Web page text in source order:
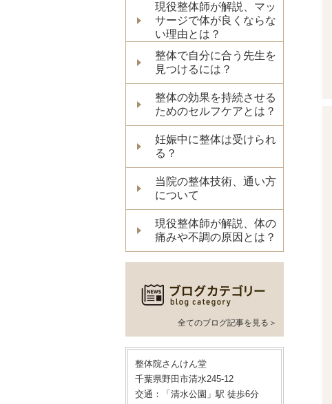
現役整体師が解説、マッ
サージで体が良くならな
い理由とは？
整体で自分に合う先生を
見つけるには？
整体の効果を持続させる
ためのセルフケアとは？
妊娠中に整体は受けられ
る？
当院の整体技術、通い方
について
現役整体師が解説、体の
痛みや不調の原因とは？
全てのブログ記事を見る＞
整体院さんけん堂
千葉県野田市清水245-12
交通：「清水公園」駅 徒歩6分